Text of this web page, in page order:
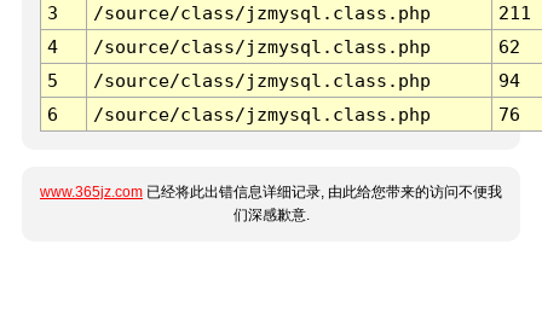
3 /source/class/jzmysql.class.php
211
4
/source/class/jzmysql.class.php
62
5
/source/class/jzmysql.class.php
94
6
/source/class/jzmysql.class.php 76
www.365jz.com 已经将此出错信息详细记录, 由此给您带来的访问不便我
们深感歉意.